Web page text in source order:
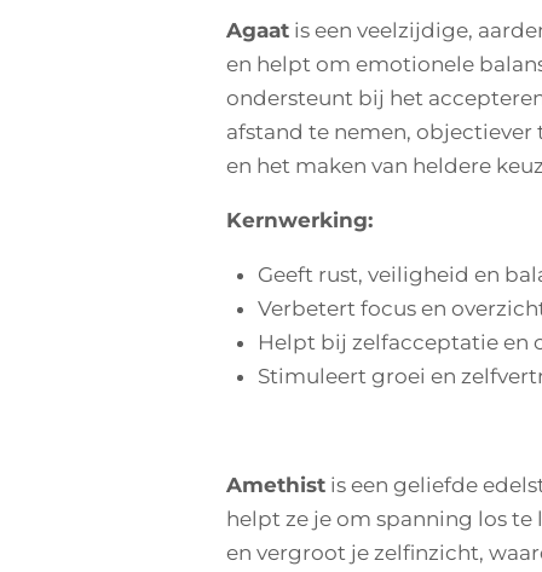
Agaat is een veelzijdige,
en helpt om emotionele
ondersteunt bij het
afstand te nemen,
en het maken van heldere
Kernwerking:
Geeft rust, veiligheid en
Verbetert focus en
Helpt bij zelfacceptatie en
Stimuleert groei en
Amethist is een geliefde
helpt ze je om spanning los
en vergroot je zelfinzicht,